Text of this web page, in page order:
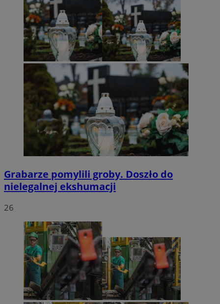
Grabarze pomylili groby. Doszło do
nielegalnej ekshumacji
26